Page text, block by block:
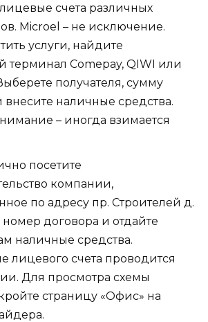
счета различных
Microel – не исключение.
услуги, найдите
Comepay, QIWI или
получателя, сумму
внесите наличные средства.
– иногда взимается
посетите
компании,
по адресу пр. Строителей д.
номер договора и отдайте
наличные средства.
лицевого счета проводится
Для просмотра схемы
страницу «Офис» на